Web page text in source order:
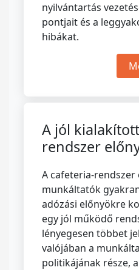
nyilvántartás
pontjait és a
hibákat.
A jól
rendszer
A cafeteria-rendszer
munkáltatók
adózási előnyökre
egy jól működő
lényegesen többet
valójában a
politikájának része,